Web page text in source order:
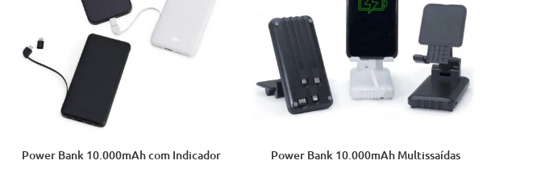
Power Bank 10.000mAh com Indicador
Power Bank 10.000mAh Multissaídas